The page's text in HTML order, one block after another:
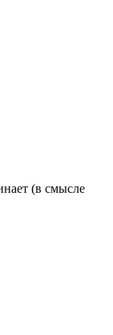
(в смысле